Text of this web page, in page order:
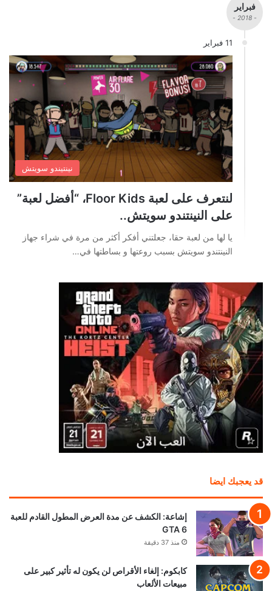
فبراير
- 2018 -
11 فبراير
نينتيندو سويتش
لنتعرف على لعبة Floor Kids، “أفضل لعبة”
على النينتندو سويتش..
يا لها من لعبة حقا، جعلتني أفكر أكثر من مرة في شراء جهاز
النينتندو سويتش بسبب روعتها و بساطتها في…
قد يعجبك ايضا
إشاعة: الكشف عن مدة العرض المطول القادم للعبة
GTA 6
منذ 37 دقيقة
كابكوم: إلغاء الأقراص لن يكون له تأثير كبير على
مبيعات الألعاب